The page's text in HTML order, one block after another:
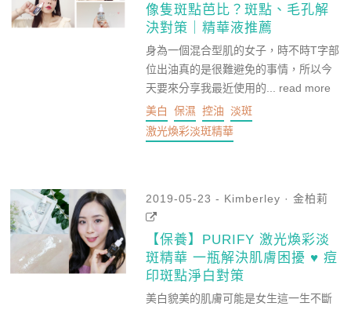
像隻斑點芭比？斑點、毛孔解
決對策｜精華液推薦
身為一個混合型肌的女子，時不時T字部
位出油真的是很難避免的事情，所以今
天要來分享我最近使用的... read more
美白
保濕 控油 淡斑
激光煥彩淡斑精華
2019-05-23 - Kimberley · 金柏莉
【保養】PURIFY 激光煥彩淡
斑精華 一瓶解決肌膚困擾 ♥ 痘
印斑點淨白對策
美白貌美的肌膚可能是女生這一生不斷